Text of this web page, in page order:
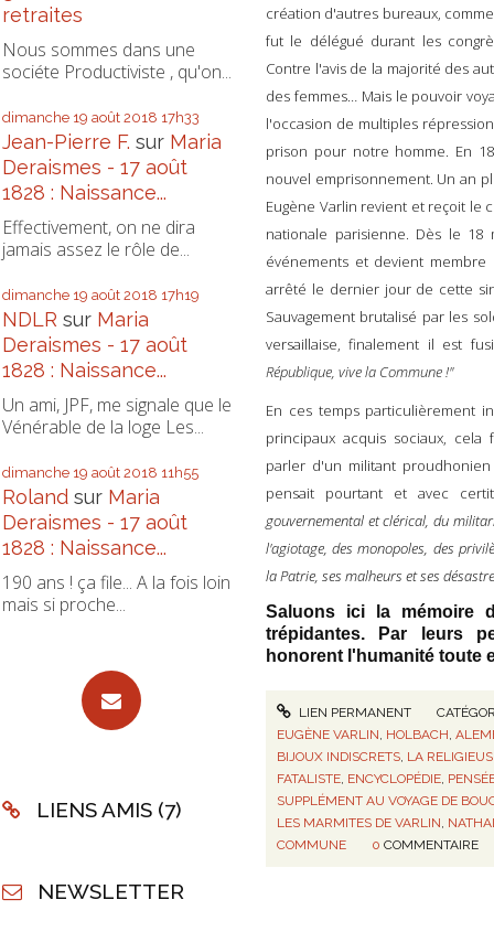
retraites
Nous sommes dans une
sociéte Productiviste , qu'on...
dimanche 19 août 2018 17h33
Jean-Pierre F. sur Maria
Deraismes - 17 août
1828 : Naissance...
Effectivement, on ne dira
jamais assez le rôle de...
dimanche 19 août 2018 17h19
NDLR sur Maria
Deraismes - 17 août
1828 : Naissance...
Un ami, JPF, me signale que le
Vénérable de la loge Les...
dimanche 19 août 2018 11h55
Roland sur Maria
Deraismes - 17 août
1828 : Naissance...
190 ans ! ça file... A la fois loin
mais si proche...
LIENS AMIS (7)
NEWSLETTER
création d'autres bureaux,
fut le délégué durant les
Contre l'avis de la majorité des
des femmes… Maisle pouvoir
l'occasion de multiples
prison pour notre homme. En
nouvel emprisonnement. Un an
Eugène Varlin revient et reçoit le
nationale parisienne. Dès le
événements et devient
arrêté le dernier jour de cette
Sauvagement brutalisé par les
versaillaise, finalement il est
République, vive la Commune !"
En ces temps particulièrement
principaux acquis sociaux,
parler d'un militant
pensait pourtant et avec
gouvernemental et clérical, du
l'agiotage, des monopoles, des
la Patrie, ses malheurs et ses
Saluons ici la mémoire
trépidantes. Par leurs
honorent l'humanité toute
LIEN PERMANENT
EUGÈNE VARLIN, HOLBACH,
BIJOUX INDISCRETS, LA
FATALISTE, ENCYCLOPÉDIE,
SUPPLÉMENT AU VOYAGE DE
LES MARMITES DE VARLIN,
COMMUNE
0 COMMENTAIRE